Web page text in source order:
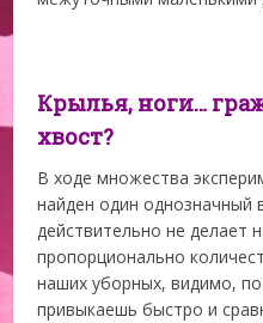
Крылья, ноги…
хвост?
В ходе множества
найден один однозначный
действительно не делает
пропорционально
наших уборных, видимо,
привыкаешь быстро и